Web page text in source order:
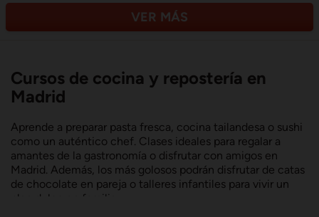
VER MÁS
Cursos de cocina y repostería en
Madrid
Aprende a preparar pasta fresca, cocina tailandesa o sushi
como un auténtico chef. Clases ideales para regalar a
amantes de la gastronomía o disfrutar con amigos en
Madrid. Además, los más golosos podrán disfrutar de catas
de chocolate en pareja o talleres infantiles para vivir un
plan dulce en familia.